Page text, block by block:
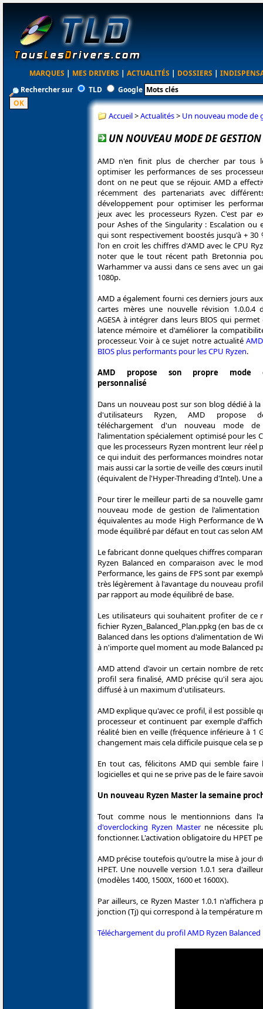
MARQUES | MES DRIVERS | ACTUALITÉS | DOSSIERS |
Rechercher sur
TLD Google
Accueil>Actualités> Un nouveau mode de
UN NOUVEAU MODE DE
AMD n'en finit plus de chercher par tous
optimiser les performances de ses
dont on ne peut que se réjouir. AMD a
récemment des partenariats avec
développement pour optimiser les
jeux avec les processeurs Ryzen. C'est par
pour Ashes of the Singularity : Escalation ou
qui sont respectivement boostés jusqu'à + 30
l'on en croit les chiffres d'AMD avec le CPU
noter que le tout récent path Bretonnia
Warhammer va aussi dans ce sens avec un
1080p.
AMD a également fourni ces derniers jours
cartes mères une nouvelle révision 1.0.0.4
AGESA à intégrer dans leurs BIOS qui
latence mémoire et d'améliorer la
processeur. Voir à ce sujet notre actualité
BIOS plus performants pour les CPU Ryzen.
AMD propose son propre mode
personnalisé
Dans un nouveau post sur son blog dédié à
d'utilisateurs Ryzen, AMD propose
téléchargement d'un nouveau mode
l'alimentation spécialement optimisé pour les
que les processeurs Ryzen montrent leur réel
ce qui induit des performances moindres
mais aussi car la sortie de veille des cœurs
(équivalent de l'Hyper-Threading d'Intel). Une
Pour tirer le meilleur parti de sa nouvelle
nouveau mode de gestion de
équivalentes au mode High Performance de
mode équilibré par défaut en tout cas selon
Le fabricant donne quelques chiffres
Ryzen Balanced en comparaison avec le
Performance, les gains de FPS sont par
très légèrement à l'avantage du nouveau
par rapport au mode équilibré de base.
Les utilisateurs qui souhaitent profiter de ce
fichier Ryzen_Balanced_Plan.ppkg (en bas
Balanced dans les options d'alimentation de
à n'importe quel moment au mode Balanced
AMD attend d'avoir un certain nombre de
profil sera finalisé, AMD précise qu'il sera
diffusé à un maximum d'utilisateurs.
AMD explique qu'avec ce profil, il est possible
processeur et continuent par exemple
réalité bien en veille (fréquence inférieure à
changement mais cela difficile puisque cela se
En tout cas, félicitons AMD qui semble
logicielles et qui ne se prive pas de le faire
Un nouveau Ryzen Master la semaine
Tout comme nous le mentionnions dans
d'overclocking Ryzen Masterne nécessite
fonctionner. L'activation obligatoire du HPET
AMD précise toutefois qu'outre la mise à jour
HPET. Une nouvelle version 1.0.1 sera
(modèles 1400, 1500X, 1600 et 1600X).
Par ailleurs, ce Ryzen Master 1.0.1
jonction (Tj) qui correspond à la température
Téléchargement du profil AMD Ryzen